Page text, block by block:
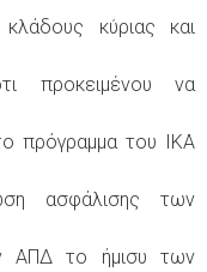
κύριας και
προκειμένου να
πρόγραμμα του ΙΚΑ
ασφάλισης των
ΑΠΔ το ήμισυ των